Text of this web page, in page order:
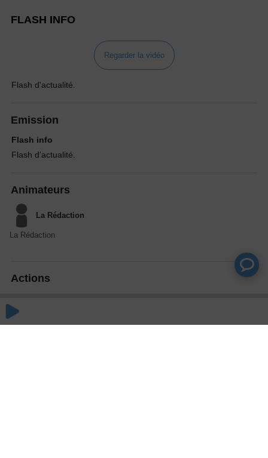
FLASH INFO
Regarder la vidéo
Flash d'actualité.
Emission
Flash info
Flash d'actualité.
Animateurs
La Rédaction
La Rédaction
Actions